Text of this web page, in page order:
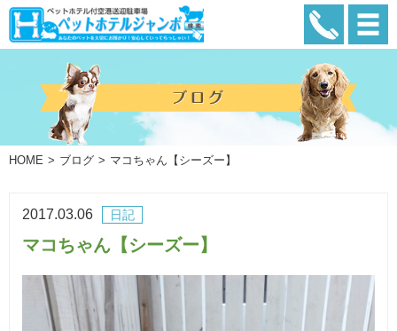
HOME ブログ マコちゃん【シーズー】
日記
2017.03.06
マコちゃん【シーズー】